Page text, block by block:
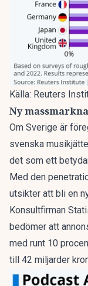
Källa: Reuters
Ny
Om Sverige är
svenska
det som ett
Med den
utsikter att bli en
Konsultfirman
bedömer att
med runt 10
till 42 miljarder